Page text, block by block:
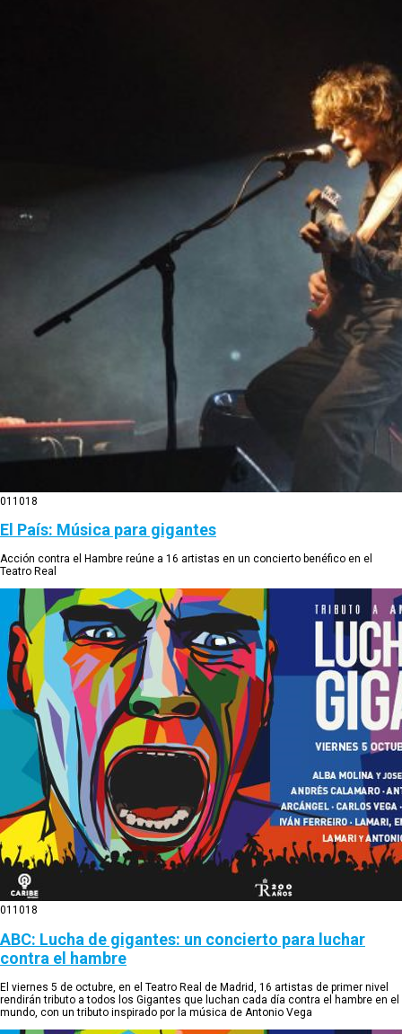
01 1018
El País: Música para gigantes
Acción contra el Hambre reúne a 16 artistas en un concierto benéfico en el
Teatro Real
01 1018
ABC: Lucha de gigantes: un concierto para luchar
contra el hambre
El viernes 5 de octubre, en el Teatro Real de Madrid, 16 artistas de primer nivel
rendirán tributo a todos los Gigantes que luchan cada día contra el hambre en el
mundo, con un tributo inspirado por la música de Antonio Vega